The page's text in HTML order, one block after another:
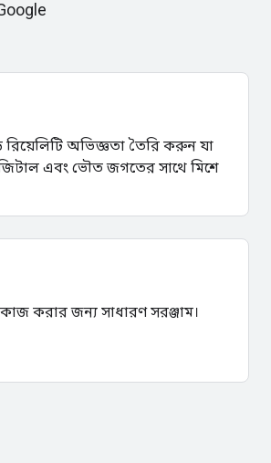
রিয়েলিটি অভিজ্ঞতা তৈরি করুন যা
এবং ভৌত জগতের সাথে মিশে
করার জন্য সাধারণ সরঞ্জাম।